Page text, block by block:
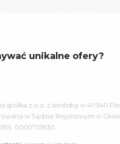
unikalne ofery?
z o.o. z siedzibą w 41-940
w Sądzie Rejonowym w
0000731930.